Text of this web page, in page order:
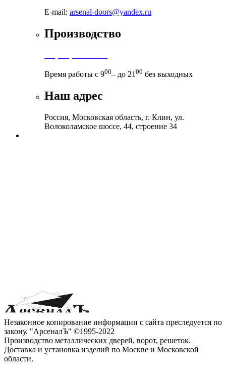
E-mail: arsenal-doors@yandex.ru
Производство
Время работы с 900– до 21 00 без выходных
Наш адрес
Россия, Московская область, г. Клин, ул.
Волоколамское шоссе, 44, строение 34
Незаконное копирование информации с сайта преследуется по
закону. "АрсеналЪ" ©1995-2022
Производство металлических дверей, ворот, решеток.
Доставка и установка изделий по Москве и Московской
области.